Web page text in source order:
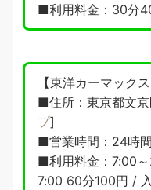
■利用料金：30分
【東洋カーマック
■住所：東京都文
プ]
■営業時間：24時
■利用料金：7:00
7:00 60分100円 /